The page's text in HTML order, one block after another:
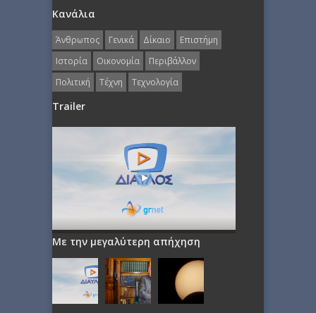
Κανάλια
Άνθρωπος Γενικά Δίκαιο
Επιστήμη
Ιστορία
Οικονομία
Περιβάλλον
Πολιτική
Τέχνη Τεχνολογία
Trailer
Με την μεγαλύτερη απήχηση